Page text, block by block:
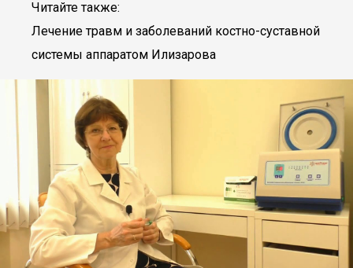
Читайте также:
Лечение травм и заболеваний костно-суставной
системы аппаратом Илизарова